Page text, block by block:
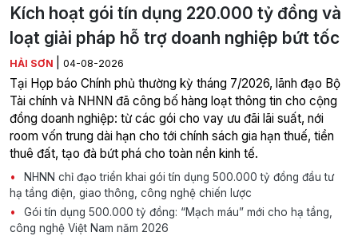
Kích hoạt gói tín dụng 220.000 tỷ đồng và
loạt giải pháp hỗ trợ doanh nghiệp bứt tốc
HẢI SƠN 04-08-2026
Tại Họp báo Chính phủ thường kỳ tháng 7/2026, lãnh đạo Bộ
Tài chính và NHNN đã công bố hàng loạt thông tin cho cộng
đồng doanh nghiệp: từ các gói cho vay ưu đãi lãi suất, nới
room vốn trung dài hạn cho tới chính sách gia hạn thuế, tiền
thuê đất, tạo đà bứt phá cho toàn nền kinh tế.
NHNN chỉ đạo triển khai gói tín dụng 500.000 tỷ đồng đầu tư
hạ tầng điện, giao thông, công nghệ chiến lược
Gói tín dụng 500.000 tỷ đồng: “Mạch máu” mới cho hạ tầng,
công nghệ Việt Nam năm 2026